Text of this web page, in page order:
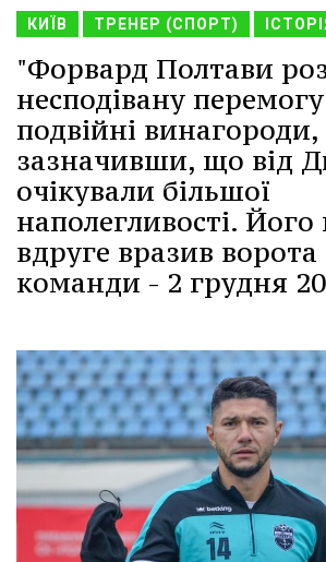
КИЇВ ТРЕНЕР (СПОРТ)
"Форвард Полтави
несподівану
подвійні винагороди,
зазначивши, що від
очікували більшої
наполегливості. Його
вдруге вразив ворота
команди - 2 грудня